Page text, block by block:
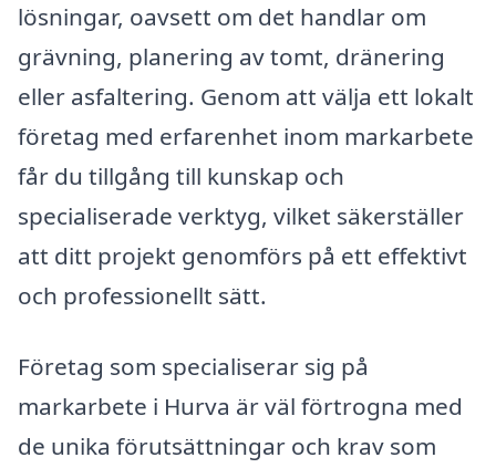
lösningar, oavsett om det handlar om
grävning, planering av tomt, dränering
eller asfaltering. Genom att välja ett lokalt
företag med erfarenhet inom markarbete
får du tillgång till kunskap och
specialiserade verktyg, vilket säkerställer
att ditt projekt genomförs på ett effektivt
och professionellt sätt.
Företag som specialiserar sig på
markarbete i Hurva är väl förtrogna med
de unika förutsättningar och krav som